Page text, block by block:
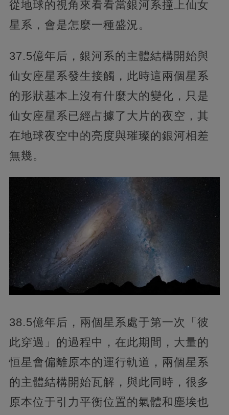
從地球的視角來看看當銀河系撞上仙女
星系，會是怎麼一種盛況。
37.5億年后，銀河系的主體結構開始與
仙女座星系發生接觸，此時這兩個星系
的形狀基本上沒有什麼大的變化，只是
仙女座星系已經占據了大片的夜空，其
在地球夜空中的亮度與璀璨的銀河相差
無幾。
38.5億年后，兩個星系處于第一次「彼
此穿過」的過程中，在此期間，大量的
恒星會偏離原本的運行軌道，兩個星系
的主體結構開始瓦解，與此同時，很多
原本位于引力平衡位置的氣體和塵埃也